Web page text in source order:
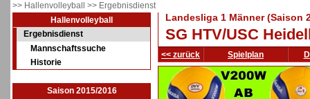
>> Hallenvolleyball >> Ergebnisdienst
Hallenvolleyball
Ergebnisdienst
Mannschaftssuche
Historie
Saison 2015/2016
Landesliga 1 Männer (Saison
SG HTV/USC
<< zurück Spielplan